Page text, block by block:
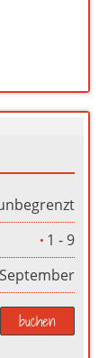
1 - 9
buchen